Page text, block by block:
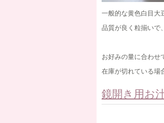
一般的な黄色白目大
品質が良く粒揃いで
お好みの量に合わせ
在庫が切れている場
鏡開き用お